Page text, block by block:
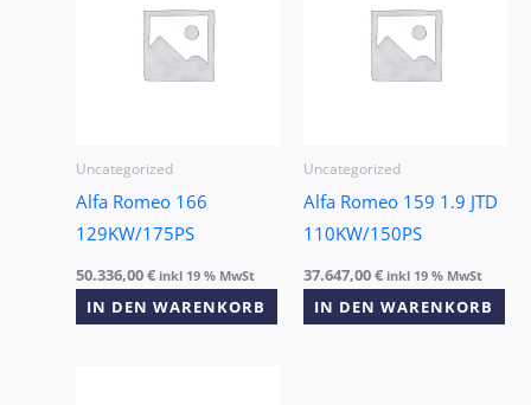
Uncategorized
Alfa Romeo 166
129KW/175PS
50.336,00€ inkl 19 % MwSt
IN DEN WARENKORB
Uncategorized
Alfa Romeo 159 1.9 JTD
110KW/150PS
37.647,00€ inkl 19 % MwSt
IN DEN WARENKORB